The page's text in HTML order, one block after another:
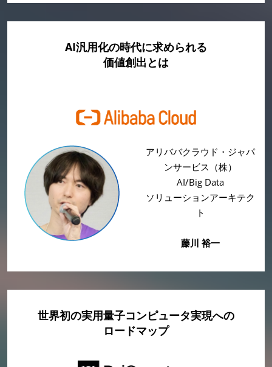
AI汎用化の時代に求められる
価値創出とは
アリババクラウド・ジャパ
ンサービス（株）
AI/Big Data
ソリューションアーキテク
ト
藤川 裕一
世界初の実用量子コンピュータ実現への
ロードマップ